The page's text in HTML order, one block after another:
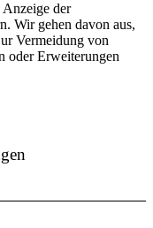
der
Wir gehen davon aus,
Vermeidung von
oder Erweiterungen